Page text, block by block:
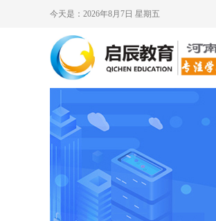
今天是：2026年8月7日 星期五